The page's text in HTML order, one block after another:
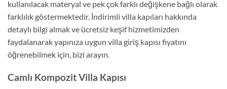
kullanılacak materyal ve pek çok farklı değişkene bağlı olarak
farklılık göstermektedir. İndirimli villa kapıları hakkında
detaylı bilgi almak ve ücretsiz keşif hizmetimizden
faydalanarak yapınıza uygun villa giriş kapısı fiyatını
öğrenebilmek için, bizi arayın.
Camlı Kompozit Villa Kapısı